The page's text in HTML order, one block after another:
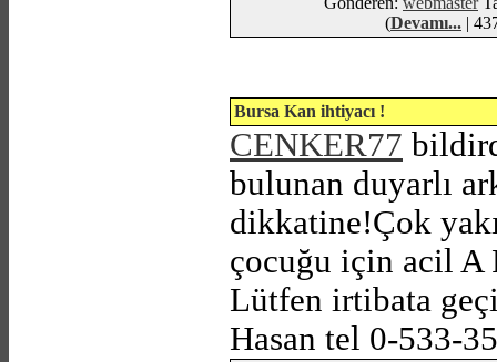
(Devamı... |
Bursa Kan ihtiyacı !
CENKER77
bulunan duyarlı
dikkatine!Çok
çocuğu için acil A
Lütfen irtibata
Hasan tel 0-533-